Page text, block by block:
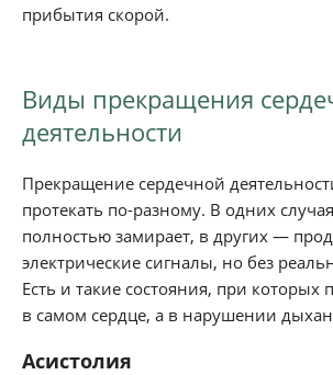
прибытия скорой.
Виды прекращения
деятельности
Прекращение сердечной
протекать по-разному. В одних
полностью замирает, в других —
электрические сигналы, но без
Есть и такие состояния, при которых
в самом сердце, а в нарушении
Асистолия